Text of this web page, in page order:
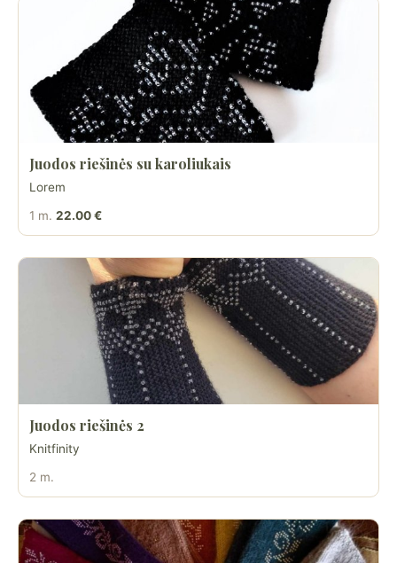
Juodos riešinės su karoliukais
Lorem
1 m. 22.00 €
Juodos riešinės 2
Knitfinity
2 m.